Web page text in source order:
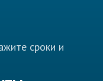
сроки и